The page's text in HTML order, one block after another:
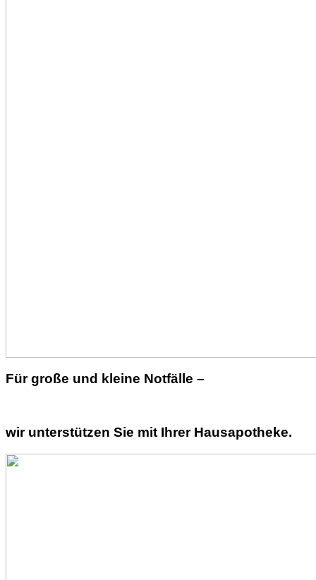
Für große und kleine Notfälle –
wir unterstützen Sie mit Ihrer Hausapotheke.